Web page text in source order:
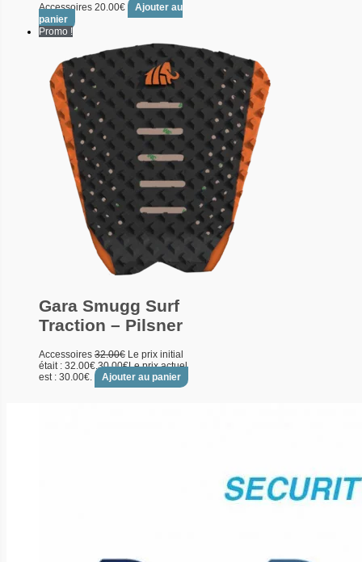
Accessoires 20.00€
Ajouter au
panier
Promo !
Gara Smugg Surf
Traction – Pilsner
Accessoires 32.00€ Le prix initial
était : 32.00€.30.00€Le prix actuel
est : 30.00€.
Ajouter au panier